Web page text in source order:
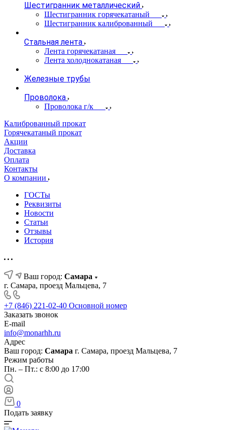
Шестигранник металлический
Шестигранник горячекатаный
Шестигранник калиброванный
Стальная лента
Лента горячекатаная
Лента холоднокатаная
Железные трубы
Проволока
Проволока г/к
Калиброванный прокат
Горячекатаный прокат
Акции
Доставка
Оплата
Контакты
О компании
ГОСТы
Реквизиты
Новости
Статьи
Отзывы
История
Ваш город: Самара
г. Самара, проезд Мальцева, 7
+7 (846) 221-02-40 Основной номер
Заказать звонок
E-mail
info@monarhh.ru
Адрес
Ваш город: Самара г. Самара, проезд Мальцева, 7
Режим работы
Пн. – Пт.: с 8:00 до 17:00
0
Подать заявку